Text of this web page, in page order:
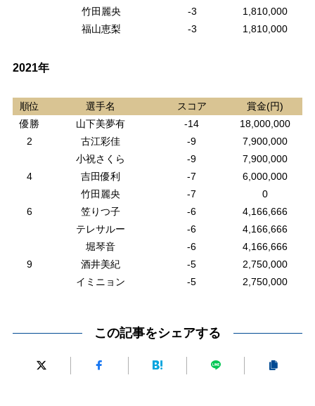
竹田麗央
-3
1,810,000
福山恵梨
-3 1,810,000
2021年
順位 選手名 スコア
賞金(円)
優勝
山下美夢有 -14
18,000,000
2
古江彩佳 -9
7,900,000
小祝さくら
-9
7,900,000
4
吉田優利 -7
6,000,000
竹田麗央
-7
0
6
笠りつ子 -6
4,166,666
テレサルー
-6
4,166,666
堀琴音
-6
4,166,666
9
酒井美紀 -5
2,750,000
イミニョン
-5 2,750,000
この記事をシェアする